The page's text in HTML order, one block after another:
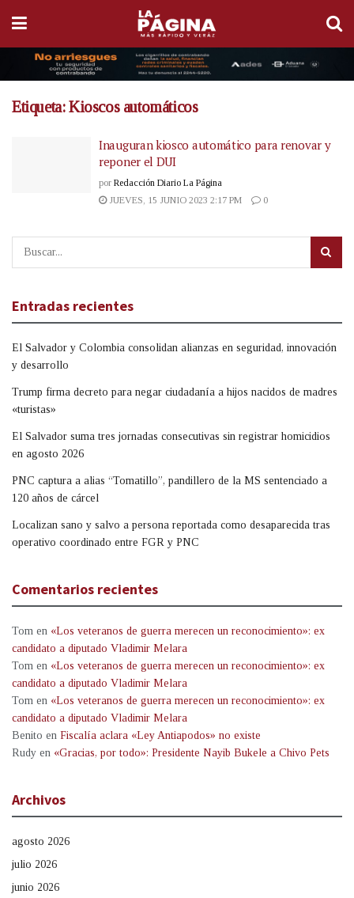
Etiqueta:Kioscos automáticos
Inauguran kiosco automático para renovar y
reponer el DUI
por Redacción Diario La Página
JUEVES, 15 JUNIO 2023 2:17 PM
0
Entradas recientes
El Salvador y Colombia consolidan alianzas en seguridad, innovación
y desarrollo
Trump firma decreto para negar ciudadanía a hijos nacidos de madres
«turistas»
El Salvador suma tres jornadas consecutivas sin registrar homicidios
en agosto 2026
PNC captura a alias “Tomatillo”, pandillero de la MS sentenciado a
120 años de cárcel
Localizan sano y salvo a persona reportada como desaparecida tras
operativo coordinado entre FGR y PNC
Comentarios recientes
Tom en «Los veteranos de guerra merecen un reconocimiento»: ex
candidato a diputado Vladimir Melara
Tom en «Los veteranos de guerra merecen un reconocimiento»: ex
candidato a diputado Vladimir Melara
Tom en «Los veteranos de guerra merecen un reconocimiento»: ex
candidato a diputado Vladimir Melara
Benito en Fiscalía aclara «Ley Antiapodos» no existe
Rudy en «Gracias, por todo»: Presidente Nayib Bukele a Chivo Pets
Archivos
agosto 2026
julio 2026
junio 2026